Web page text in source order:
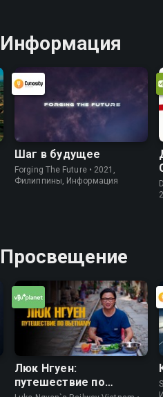
Шаг в будущее
Forging The Future • 2021,
Филиппины, Информация
Люк Нгуен:
путешествие по